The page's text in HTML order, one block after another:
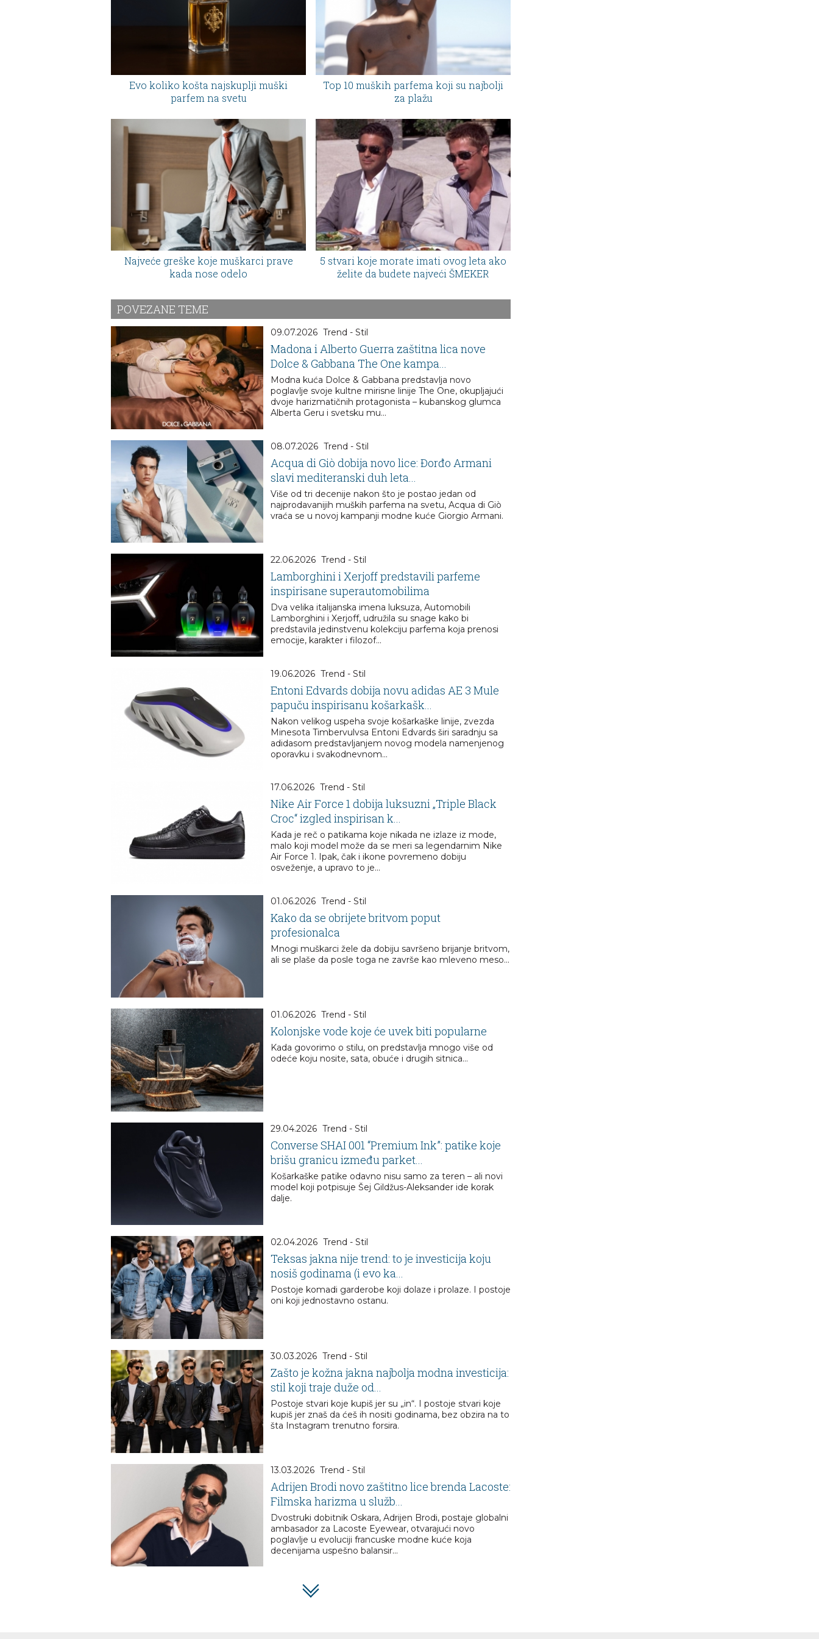
Evo koliko košta najskuplji muški
parfem na svetu
Top 10 muških parfema koji su najbolji
za plažu
Najveće greške koje muškarci prave
kada nose odelo
5 stvari koje morate imati ovog leta ako
želite da budete najveći ŠMEKER
POVEZANE TEME
09.07.2026 Trend - Stil
Madona i Alberto Guerra zaštitna lica nove
Dolce & Gabbana The One kampa...
Modna kuća Dolce & Gabbana predstavlja novo
poglavlje svoje kultne mirisne linije The One, okupljajući
dvoje harizmatičnih protagonista – kubanskog glumca
Alberta Geru i svetsku mu...
08.07.2026 Trend - Stil
Acqua di Giò dobija novo lice: Đorđo Armani
slavi mediteranski duh leta...
Više od tri decenije nakon što je postao jedan od
najprodavanijih muških parfema na svetu, Acqua di Giò
vraća se u novoj kampanji modne kuće Giorgio Armani.
22.06.2026 Trend - Stil
Lamborghini i Xerjoff predstavili parfeme
inspirisane superautomobilima
Dva velika italijanska imena luksuza, Automobili
Lamborghini i Xerjoff, udružila su snage kako bi
predstavila jedinstvenu kolekciju parfema koja prenosi
emocije, karakter i filozof...
19.06.2026 Trend - Stil
Entoni Edvards dobija novu adidas AE 3 Mule
papuču inspirisanu košarkašk...
Nakon velikog uspeha svoje košarkaške linije, zvezda
Minesota Timbervulvsa Entoni Edvards širi saradnju sa
adidasom predstavljanjem novog modela namenjenog
oporavku i svakodnevnom...
17.06.2026 Trend - Stil
Nike Air Force 1 dobija luksuzni „Triple Black
Croc“ izgled inspirisan k...
Kada je reč o patikama koje nikada ne izlaze iz mode,
malo koji model može da se meri sa legendarnim Nike
Air Force 1. Ipak, čak i ikone povremeno dobiju
osveženje, a upravo to je...
01.06.2026 Trend - Stil
Kako da se obrijete britvom poput
profesionalca
Mnogi muškarci žele da dobiju savršeno brijanje britvom,
ali se plaše da posle toga ne završe kao mleveno meso...
01.06.2026 Trend - Stil
Kolonjske vode koje će uvek biti popularne
Kada govorimo o stilu, on predstavlja mnogo više od
odeće koju nosite, sata, obuće i drugih sitnica…
29.04.2026 Trend - Stil
Converse SHAI 001 “Premium Ink”: patike koje
brišu granicu između parket...
Košarkaške patike odavno nisu samo za teren – ali novi
model koji potpisuje Šej Gildžus-Aleksander ide korak
dalje.
02.04.2026 Trend - Stil
Teksas jakna nije trend: to je investicija koju
nosiš godinama (i evo ka...
Postoje komadi garderobe koji dolaze i prolaze. I postoje
oni koji jednostavno ostanu.
30.03.2026 Trend - Stil
Zašto je kožna jakna najbolja modna investicija:
stil koji traje duže od...
Postoje stvari koje kupiš jer su „in“. I postoje stvari koje
kupiš jer znaš da ćeš ih nositi godinama, bez obzira na to
šta Instagram trenutno forsira.
13.03.2026 Trend - Stil
Adrijen Brodi novo zaštitno lice brenda Lacoste:
Filmska harizma u služb...
Dvostruki dobitnik Oskara, Adrijen Brodi, postaje globalni
ambasador za Lacoste Eyewear, otvarajući novo
poglavlje u evoluciji francuske modne kuće koja
decenijama uspešno balansir...